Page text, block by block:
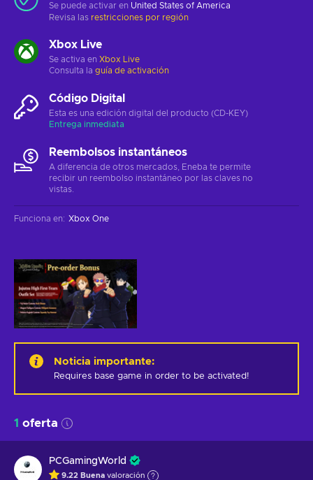
Se puede activar en United States of America
Revisa las restricciones por región
Xbox Live
Se activa en Xbox Live
Consulta la guía de activación
Código Digital
Esta es una edición digital del producto (CD-KEY)
Entrega inmediata
Reembolsos instantáneos
A diferencia de otros mercados, Eneba te permite
recibir un reembolso instantáneo por las claves no
vistas.
Funciona en: Xbox One
Noticia importante:
Requires base game in order to be activated!
1 oferta
PCGamingWorld
9.22 Buena valoración